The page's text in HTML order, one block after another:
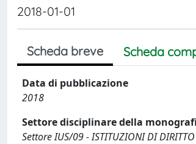
2018-01-01
Scheda breve Scheda
Data di pubblicazione
2018
Settore disciplinare della
Settore IUS/09 - ISTITUZIONI DI